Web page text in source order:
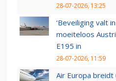
28-07-2026, 13:25
‘Beveiliging valt
moeiteloos
E195 in
28-07-2026, 11:59
Air Europa breidt